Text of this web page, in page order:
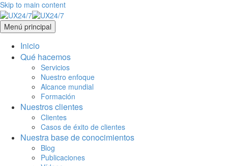
Skip to main content
Menú principal
Inicio
Qué hacemos
Servicios
Nuestro enfoque
Alcance mundial
Formación
Nuestros clientes
Clientes
Casos de éxito de clientes
Nuestra base de conocimientos
Blog
Publicaciones